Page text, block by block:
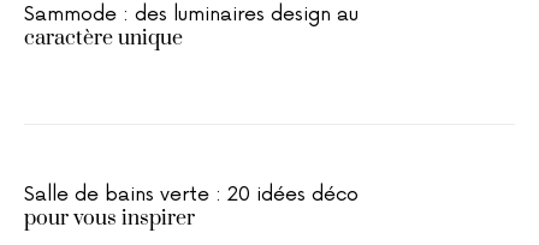
Sammode : des luminaires design au
caractère unique
Salle de bains verte : 20 idées déco
pour vous inspirer